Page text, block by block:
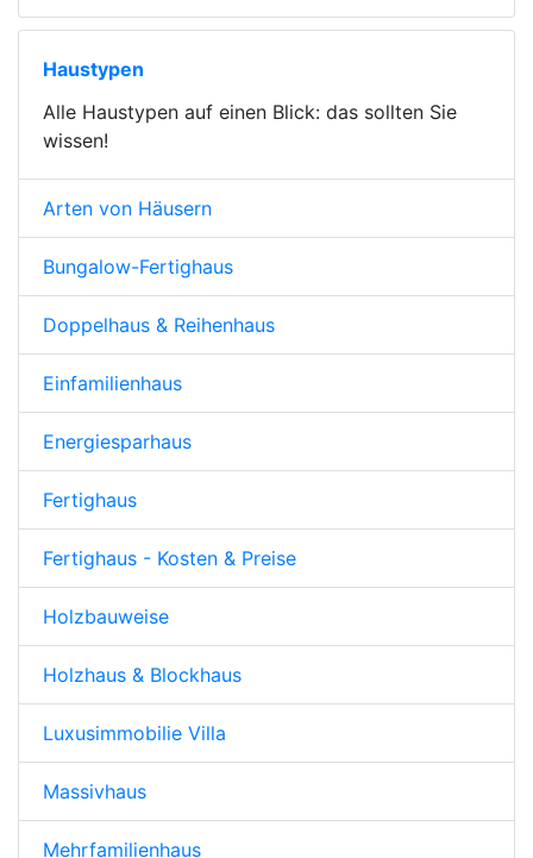
Haustypen
Alle Haustypen auf einen Blick: das sollten Sie
wissen!
Arten von Häusern
Bungalow-Fertighaus
Doppelhaus & Reihenhaus
Einfamilienhaus
Energiesparhaus
Fertighaus
Fertighaus - Kosten & Preise
Holzbauweise
Holzhaus & Blockhaus
Luxusimmobilie Villa
Massivhaus
Mehrfamilienhaus